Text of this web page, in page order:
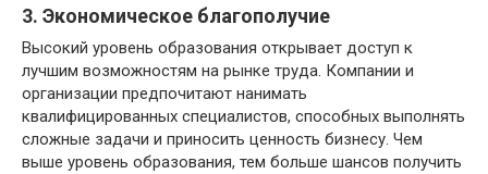
3. Экономическое благополучие
Высокий уровень образования открывает доступ к
лучшим возможностям на рынке труда. Компании и
организации предпочитают нанимать
квалифицированных специалистов, способных выполнять
сложные задачи и приносить ценность бизнесу. Чем
выше уровень образования, тем больше шансов получить